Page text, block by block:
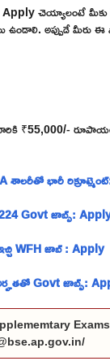
Apply చెయ్యాలంటే
ఉండాలి. అప్పుడే మీరు ఈ
₹55,000/-
శాలరీతో భారీ
Govt జాబ్స్:
WFH జాబ్ : Apply
Govt జాబ్స్: